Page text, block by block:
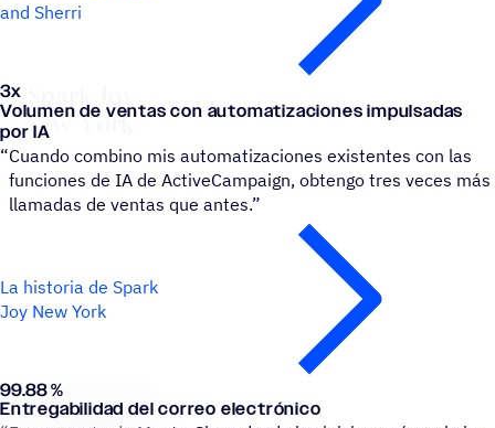
and Sherri
Spark Joy New York
3x
Volumen de ventas con automatizaciones impulsadas
por IA
“Cuando combino mis automatizaciones existentes con las
funciones de IA de ActiveCampaign, obtengo tres veces más
llamadas de ventas que antes.”
La historia de Spark
Joy New York
MentorShow
99.88 %
Entregabilidad del correo electrónico